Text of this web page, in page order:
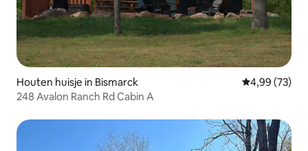
Houten huisje in Bismarck Gemiddelde
4,99 (73)
248 Avalon Ranch Rd Cabin A